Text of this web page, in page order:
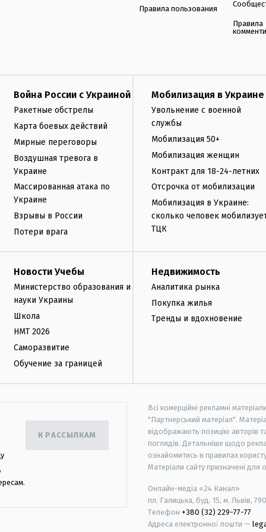
Правила пользования
Правила
Война России с Украиной
Ракетные обстрелы
Карта боевых действий
Мирные переговоры
Воздушная тревога в
Украине
Массированная атака по
Украине
Взрывы в России
Потери врага
Мобилизация в Украине
Увольнение с военной
службы
Мобилизация 50+
Мобилизация женщин
Контракт для 18-24-летних
Отсрочка от мобилизации
Мобилизация в Украине:
сколько человек
ТЦК
Новости Учебы
Министерство образования и
науки Украины
Школа
НМТ 2026
Саморазвитие
Обучение за границей
Недвижимость
Аналитика рынка
Покупка жилья
Тренды и вдохновение
К РАССЫЛКАМ
Всі комерційні рекламні
"Партнерський матеріал".
відображають позицію авторів
поглядів. Детальніше щодо
ознайомитись в правилах
Матеріали сайту призначені для
Онлайн-медіа «24 Канал»
пл. Галицька, буд. 15, м. Львів,
Телефон +380 (32) 229-77-77
Адреса електронної пошти —